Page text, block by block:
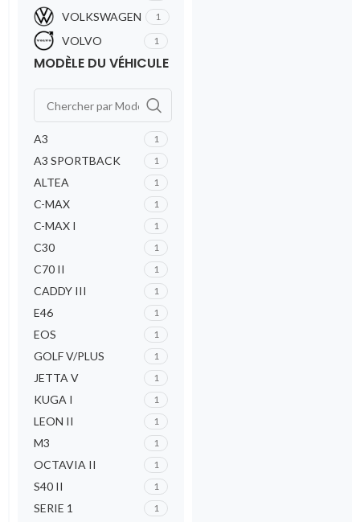
VOLKSWAGEN 1
VOLVO 1
MODÈLE DU VÉHICULE
A3 1
A3 SPORTBACK 1
ALTEA 1
C-MAX 1
C-MAX I 1
C30 1
C70 II 1
CADDY III 1
E46 1
EOS 1
GOLF V/PLUS 1
JETTA V 1
KUGA I 1
LEON II 1
M3 1
OCTAVIA II 1
S40 II 1
SERIE 1 1